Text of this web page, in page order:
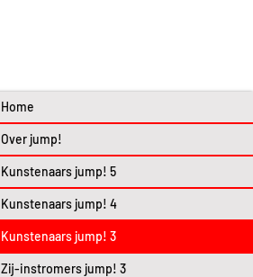
Home
Over jump!
Kunstenaars jump! 5
Kunstenaars jump! 4
Kunstenaars jump! 3
Zij-instromers jump! 3